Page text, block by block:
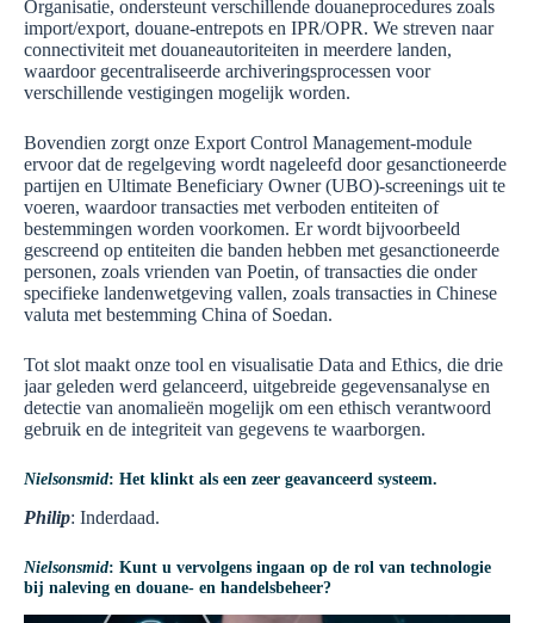
Organisatie, ondersteunt verschillende douaneprocedures zoals
import/export, douane-entrepots en IPR/OPR. We streven naar
connectiviteit met douaneautoriteiten in meerdere landen,
waardoor gecentraliseerde archiveringsprocessen voor
verschillende vestigingen mogelijk worden.
Bovendien zorgt onze Export Control Management-module
ervoor dat de regelgeving wordt nageleefd door gesanctioneerde
partijen en Ultimate Beneficiary Owner (UBO)-screenings uit te
voeren, waardoor transacties met verboden entiteiten of
bestemmingen worden voorkomen. Er wordt bijvoorbeeld
gescreend op entiteiten die banden hebben met gesanctioneerde
personen, zoals vrienden van Poetin, of transacties die onder
specifieke landenwetgeving vallen, zoals transacties in Chinese
valuta met bestemming China of Soedan.
Tot slot maakt onze tool en visualisatie Data and Ethics, die drie
jaar geleden werd gelanceerd, uitgebreide gegevensanalyse en
detectie van anomalieën mogelijk om een ethisch verantwoord
gebruik en de integriteit van gegevens te waarborgen.
Nielsonsmid: Het klinkt als een zeer geavanceerd systeem.
Philip: Inderdaad.
Nielsonsmid: Kunt u vervolgens ingaan op de rol van technologie
bij naleving en douane- en handelsbeheer?